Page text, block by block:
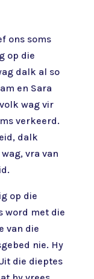
ons soms
op die
dalk al so
en Sara
wag vir
verkeerd.
dalk
vra van
op die
word met die
van die
nie. Hy
die dieptes